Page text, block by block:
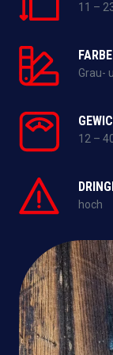
11 –
FARBE
Grau-
12 –
hoch